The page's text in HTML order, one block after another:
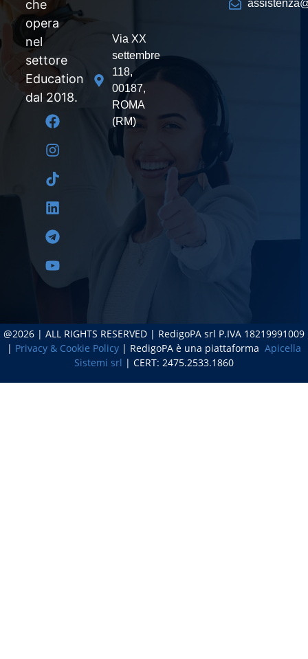
che
opera
nel
settore
Education
dal 2018.
Via XX
settembre
118,
00187,
ROMA
(RM)
@2026 | ALL RIGHTS RESERVED | RedigoPA srl P.IVA 18219991009
| Privacy & Cookie Policy | RedigoPA è una piattaforma Apicella
Sistemi srl | CERT: 2475.2533.1860